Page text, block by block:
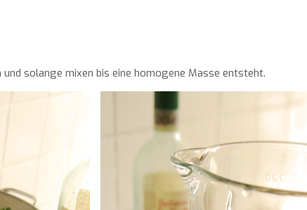
solange mixen bis eine homogene Masse entsteht.